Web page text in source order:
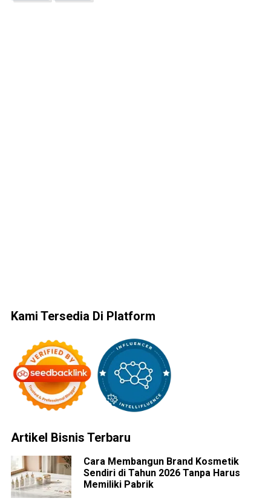
Kami Tersedia Di Platform
Artikel Bisnis Terbaru
Cara Membangun Brand Kosmetik
Sendiri di Tahun 2026 Tanpa Harus
Memiliki Pabrik